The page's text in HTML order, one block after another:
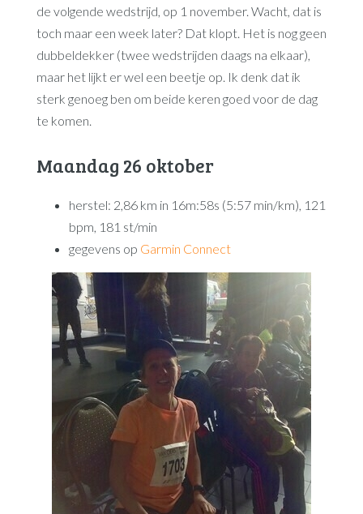
de volgende wedstrijd, op 1 november. Wacht, dat is
toch maar een week later? Dat klopt. Het is nog geen
dubbeldekker (twee wedstrijden daags na elkaar),
maar het lijkt er wel een beetje op. Ik denk dat ik
sterk genoeg ben om beide keren goed voor de dag
te komen.
Maandag 26 oktober
herstel: 2,86 km in 16m:58s (5:57 min/km), 121
bpm, 181 st/min
gegevens op Garmin Connect